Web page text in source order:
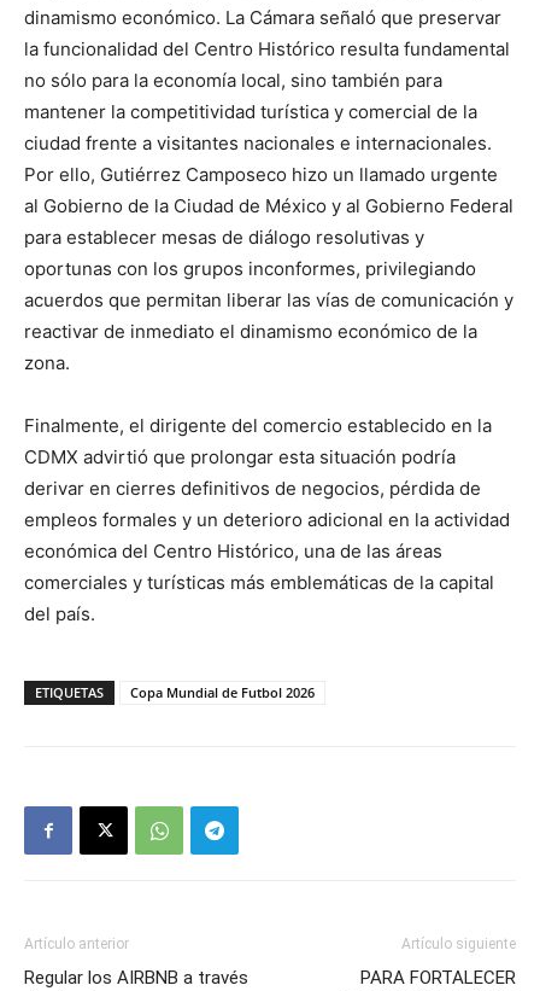
dinamismo económico. La Cámara señaló que preservar
la funcionalidad del Centro Histórico resulta fundamental
no sólo para la economía local, sino también para
mantener la competitividad turística y comercial de la
ciudad frente a visitantes nacionales e internacionales.
Por ello, Gutiérrez Camposeco hizo un llamado urgente
al Gobierno de la Ciudad de México y al Gobierno Federal
para establecer mesas de diálogo resolutivas y
oportunas con los grupos inconformes, privilegiando
acuerdos que permitan liberar las vías de comunicación y
reactivar de inmediato el dinamismo económico de la
zona.
Finalmente, el dirigente del comercio establecido en la
CDMX advirtió que prolongar esta situación podría
derivar en cierres definitivos de negocios, pérdida de
empleos formales y un deterioro adicional en la actividad
económica del Centro Histórico, una de las áreas
comerciales y turísticas más emblemáticas de la capital
del país.
ETIQUETAS Copa Mundial de Futbol 2026
Artículo anterior
Regular los AIRBNB a través
Artículo siguiente
PARA FORTALECER